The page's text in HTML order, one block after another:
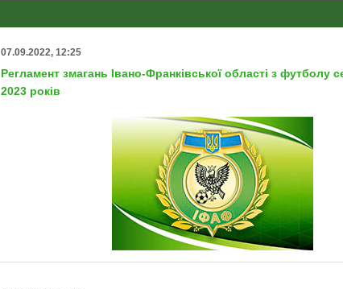
07.09.2022, 12:25
Регламент змагань Івано-Франківської області з футболу
2023 років